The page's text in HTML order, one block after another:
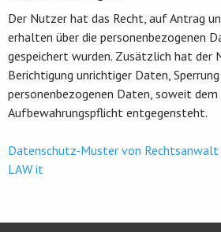
Der Nutzer hat das Recht, auf Antrag
erhalten über die personenbezogenen
gespeichert wurden. Zusätzlich hat der
Berichtigung unrichtiger Daten,
personenbezogenen Daten, soweit
Aufbewahrungspflicht entgegensteht.
Datenschutz-Muster von Rechtsanwalt
LAW it